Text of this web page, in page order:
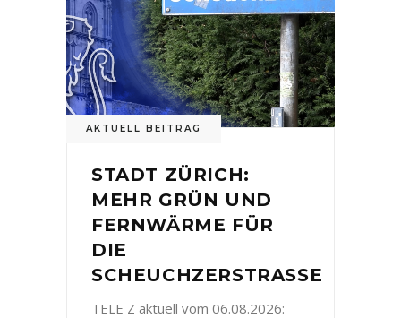
AKTUELL BEITRAG
STADT ZÜRICH:
MEHR GRÜN UND
FERNWÄRME FÜR
DIE
SCHEUCHZERSTRASSE
TELE Z aktuell vom 06.08.2026: